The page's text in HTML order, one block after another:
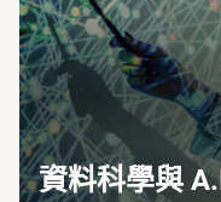
資料科學與